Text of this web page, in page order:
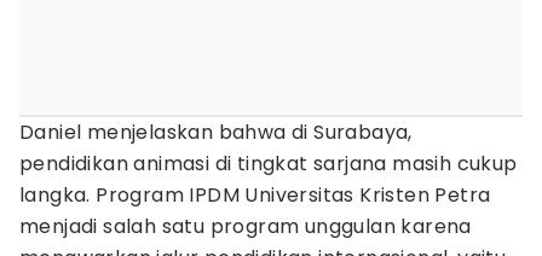
Daniel menjelaskan bahwa di Surabaya,
pendidikan animasi di tingkat sarjana masih cukup
langka. Program IPDM Universitas Kristen Petra
menjadi salah satu program unggulan karena